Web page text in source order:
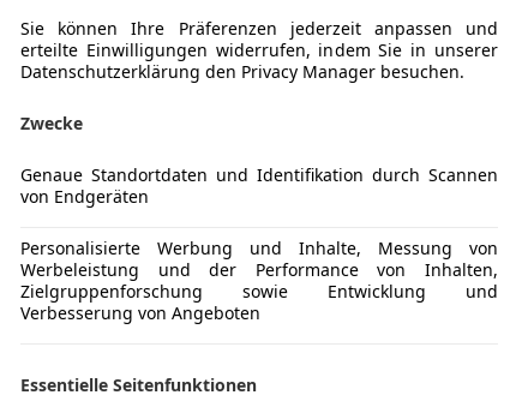
CO₂-Emissionen
0 g/km
Elektrische Reichweite
623 km
Armlehne
Farbe laut Hersteller
Frost-weiß
Lackierung
Innenausstattung
Sie können Ihre Präferenzen jederzeit anpassen und
erteilte Einwilligungen widerrufen, indem Sie in unserer
Datenschutzerklärung den Privacy Manager besuchen.
Zwecke
Genaue Standortdaten und Identifikation durch Scannen
von Endgeräten
Personalisierte Werbung und Inhalte, Messung von
Werbeleistung und der Performance von Inhalten,
Zielgruppenforschung sowie Entwicklung und
Verbesserung von Angeboten
Essentielle Seitenfunktionen